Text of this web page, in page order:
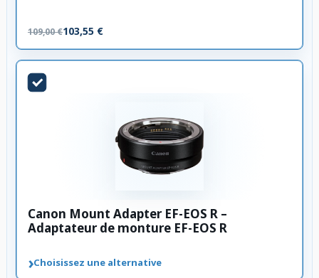
109,00 €103,55 €
Canon Mount Adapter EF-EOS R –
Adaptateur de monture EF-EOS R
›Choisissez une alternative